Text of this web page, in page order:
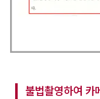
불법촬영하여 카